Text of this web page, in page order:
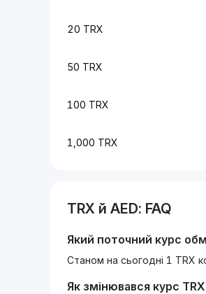
20 TRX
50 TRX
100 TRX
1,000 TRX
TRX й AED: FAQ
Який поточний курс
Як змінювався курс TRX